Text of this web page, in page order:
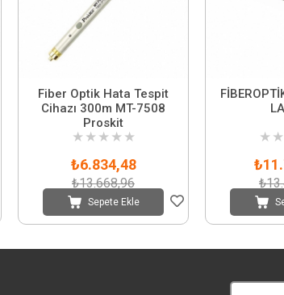
Fiber Optik Hata Tespit
Cihazı 300m MT-7508
Proskit
★ ★ ★ ★ ★
₺6.834,48
₺13.668,96
Sepete Ekle
★ ★